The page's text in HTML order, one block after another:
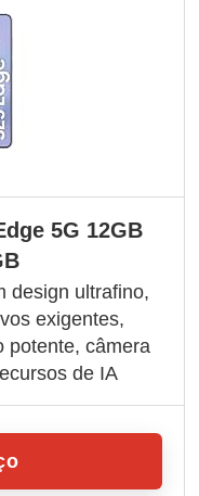
5G 12GB
design ultrafino,
exigentes,
potente, câmera
de IA